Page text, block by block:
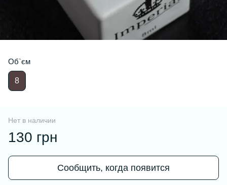
Об`єм
8
Нет в наличии
130 грн
Сообщить, когда появится